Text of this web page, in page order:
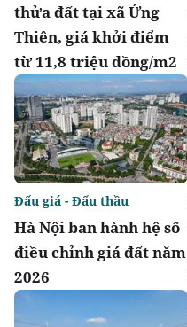
thửa đất tại xã Ứng
Thiên, giá khởi điểm
từ 11,8 triệu đồng/m2
Hà Nội ban hành hệ số
điều chỉnh giá đất năm
2026
Đấu giá - Đấu thầu